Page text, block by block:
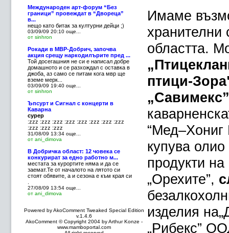
Международен арт-форум “Без
граници” провеждат в “Двореца”
в...
нещо като битак за културни дейци ;)
03/09/09 20:10 още...
от sinhron
Рокади в МВР-Добрич, започва
акция срещу наркодилърите пред ...
Той досегашния не си е написал добре
домашното и се разхождал с оставка в
джоба, аз само се питам кога мвр ще
вземе мерк...
03/09/09 19:40 още...
от sinhron
Ъпсурт и Сигнал с концерти в
Каварна
сурер
:zzz :zzz :zzz :zzz :zzz :zzz :zzz :zzz
:zzz :zzz :zzz
31/08/09 13:34 още...
от ani_dimova
В Добричка област: 12 човека се
конкурират за едно работно м...
местата за курортите няма и да се
заемат.Те от началото на лятото си
стоят обявите, а и сезона е към края си
27/08/09 13:54 още...
от ani_dimova
Имаме
хранителни
областта.
птици-
„Савимекс”
купува
продукти на
„Орехите”,
изделия
„Рибекс”
Powered by AkoComment Tweaked Special Edition
v.1.4.6
AkoComment © Copyright 2004 by Arthur Konze -
www.mamboportal.com